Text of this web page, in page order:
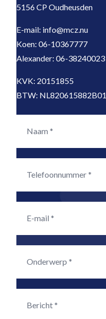
5156 CP Oudheusden
E-mail: info@mcz.nu
Koen: 06-10367777
Alexander: 06-38240023
KVK: 20151855
BTW: NL820615882B01